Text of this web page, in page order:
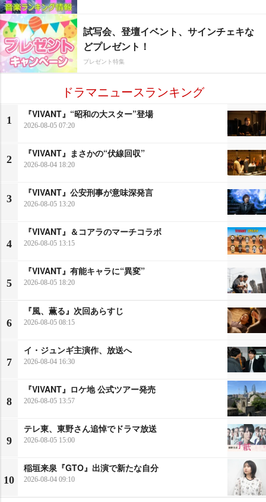
試写会、登壇イベント、サインチェキな
どプレゼント！
プレゼント特集
ドラマニュースランキング
1
『VIVANT』“昭和の大スター”登場
2026-08-05 07:20
2
『VIVANT』まさかの“伏線回収”
2026-08-04 18:20
3
『VIVANT』公安刑事が意味深発言
2026-08-05 13:20
4
『VIVANT』＆コアラのマーチコラボ
2026-08-05 13:15
5
『VIVANT』有能キャラに“異変”
2026-08-05 18:20
6
『風、薫る』次回あらすじ
2026-08-05 08:15
7
イ・ジュンギ主演作、放送へ
2026-08-04 16:30
8
『VIVANT』ロケ地 公式ツアー発売
2026-08-05 13:57
9
テレ東、東野さん追悼でドラマ放送
2026-08-05 15:00
10
稲垣来泉『GTO』出演で新たな自分
2026-08-04 09:10